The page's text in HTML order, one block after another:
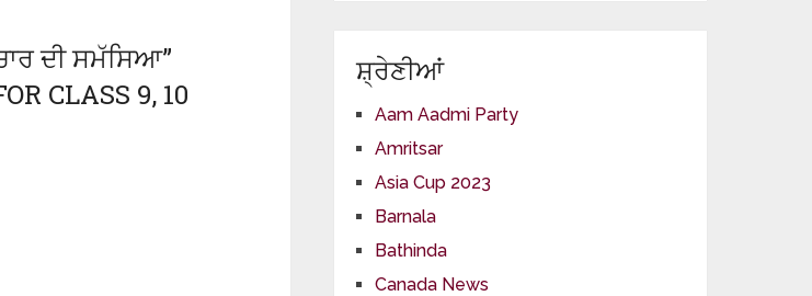
ਦੀ ਸਮੱਸਿਆ”
CLASS 9, 10
ਸ਼੍ਰੇਣੀਆਂ
Aam Aadmi Party
Amritsar
Asia Cup 2023
Barnala
Bathinda
Canada News